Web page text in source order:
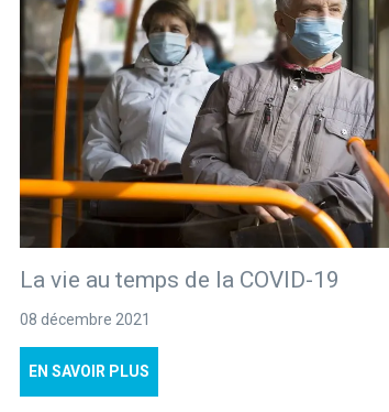
La vie au temps de la COVID-19
08 décembre 2021
EN SAVOIR PLUS